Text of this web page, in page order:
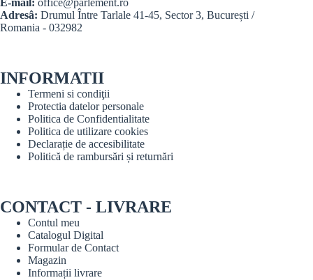
E-mail: office@parlement.ro
Adresâ: Drumul Între Tarlale 41-45, Sector 3, București /
Romania - 032982
INFORMATII
Termeni si condiţii
Protectia datelor personale
Politica de Confidentialitate
Politica de utilizare cookies
Declarație de accesibilitate
Politică de rambursări și returnări
CONTACT - LIVRARE
Contul meu
Catalogul Digital
Formular de Contact
Magazin
Informații livrare